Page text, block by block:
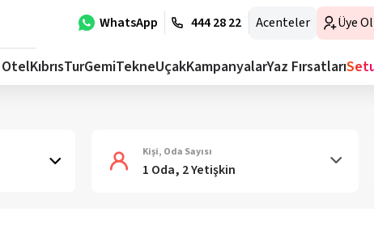
WhatsApp 444 28 22 Acenteler Üye Ol
OtelKıbrısTurGemiTekneUçakKampanyalarYaz Fırsatları
Kişi, Oda Sayısı
1 Oda, 2 Yetişkin